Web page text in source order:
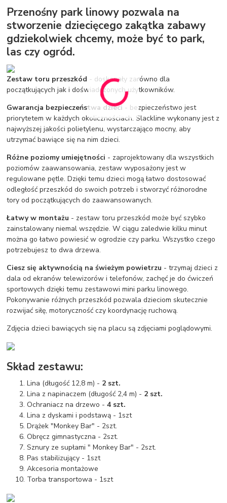
Przenośny park linowy pozwala na
stworzenie dziecięcego zakątka zabawy
gdziekolwiek chcemy, może być to park,
las czy ogród.
Zestaw toru przeszkód - doskonały zarówno dla
początkujących jak i doświadczonych użytkowników.
Gwarancja bezpieczeństwa dzieci - bezpieczeństwo jest
priorytetem w każdych okolicznościach. Slackline wykonany jest z
najwyższej jakości polietylenu, wystarczająco mocny, aby
utrzymać bawiące się na nim dzieci.
Różne poziomy umiejętności - zaprojektowany dla wszystkich
poziomów zaawansowania, zestaw wyposażony jest w
regulowane pętle. Dzięki temu dzieci mogą łatwo dostosować
odległość przeszkód do swoich potrzeb i stworzyć różnorodne
tory od początkujących do zaawansowanych.
Łatwy w montażu - zestaw toru przeszkód może być szybko
zainstalowany niemal wszędzie. W ciągu zaledwie kilku minut
można go łatwo powiesić w ogrodzie czy parku. Wszystko czego
potrzebujesz to dwa drzewa.
Ciesz się aktywnością na świeżym powietrzu - trzymaj dzieci z
dala od ekranów telewizorów i telefonów, zachęć je do ćwiczeń
sportowych dzięki temu zestawowi mini parku linowego.
Pokonywanie różnych przeszkód pozwala dzieciom skutecznie
rozwijać siłę, motoryczność czy koordynację ruchową.
Zdjęcia dzieci bawiących się na placu są zdjęciami poglądowymi.
Skład zestawu:
Lina (długość 12,8 m) - 2 szt.
Lina z napinaczem (długość 2,4 m) - 2 szt.
Ochraniacz na drzewo -4 szt.
Lina z dyskami i podstawą - 1szt
Drążek "Monkey Bar" - 2szt.
Obręcz gimnastyczna - 2szt.
Sznury ze supłami " Monkey Bar" - 2szt.
Pas stabilizujący - 1szt
Akcesoria montażowe
Torba transportowa - 1szt